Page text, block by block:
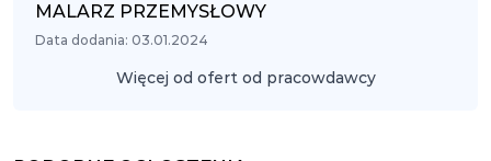
MALARZ PRZEMYSŁOWY
Data dodania: 03.01.2024
Więcej od ofert od pracowdawcy